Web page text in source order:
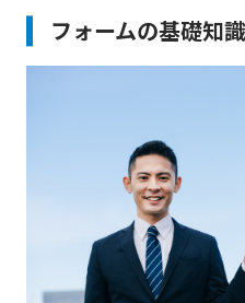
フォームの基礎知識